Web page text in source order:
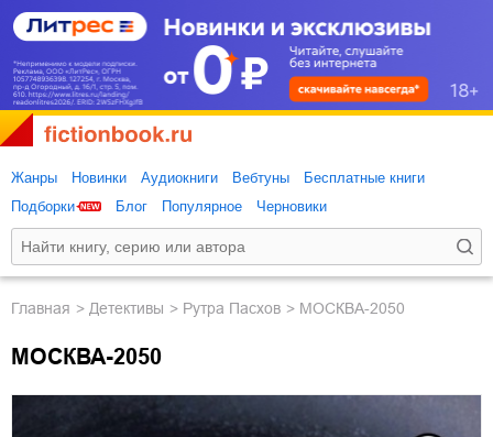
Жанры Новинки Аудиокниги Вебтуны
Бесплатные книги
Подборки
Блог Популярное Черновики
Главная детективы Рутра Пасхов МОСКВА-2050
МОСКВА-2050